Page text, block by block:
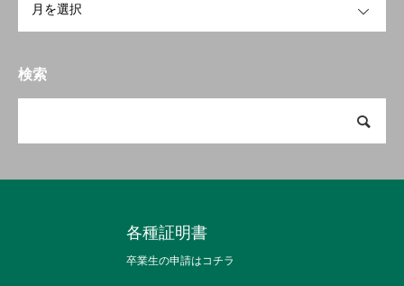
検索
各種証明書
卒業生の申請はコチラ